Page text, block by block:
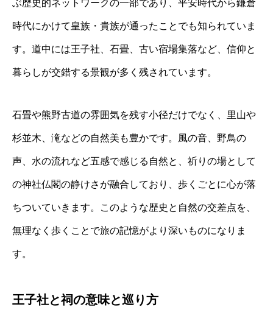
ぶ歴史的ネットワークの一部であり、平安時代から鎌倉
時代にかけて皇族・貴族が通ったことでも知られていま
す。道中には王子社、石畳、古い宿場集落など、信仰と
暮らしが交錯する景観が多く残されています。
石畳や熊野古道の雰囲気を残す小径だけでなく、里山や
杉並木、滝などの自然美も豊かです。風の音、野鳥の
声、水の流れなど五感で感じる自然と、祈りの場として
の神社仏閣の静けさが融合しており、歩くごとに心が落
ちついていきます。このような歴史と自然の交差点を、
無理なく歩くことで旅の記憶がより深いものになりま
す。
王子社と祠の意味と巡り方